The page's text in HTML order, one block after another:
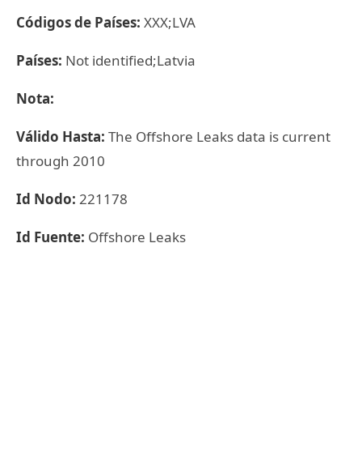
Códigos de Países: XXX;LVA
Países: Not identified;Latvia
Nota:
Válido Hasta: The Offshore Leaks data is current
through 2010
Id Nodo: 221178
Id Fuente: Offshore Leaks